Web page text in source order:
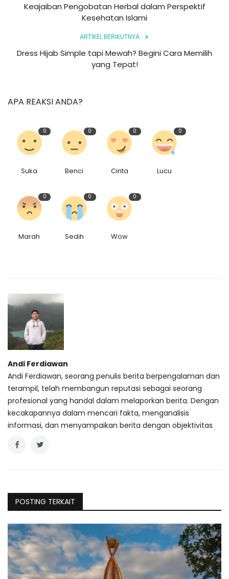
Keajaiban Pengobatan Herbal dalam Perspektif
Kesehatan Islami
ARTIKEL BERIKUTNYA
Dress Hijab Simple tapi Mewah? Begini Cara Memilih
yang Tepat!
APA REAKSI ANDA?
0
Suka
0
Benci
0
Cinta
0
Lucu
0
Marah
0
Sedih
0
Wow
Andi Ferdiawan
Andi Ferdiawan, seorang penulis berita berpengalaman dan
terampil, telah membangun reputasi sebagai seorang
profesional yang handal dalam melaporkan berita. Dengan
kecakapannya dalam mencari fakta, menganalisis
informasi, dan menyampaikan berita dengan objektivitas
POSTING TERKAIT